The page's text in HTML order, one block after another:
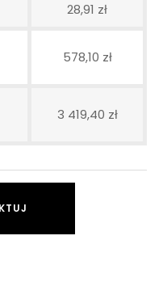
28,91 zł
578,10 zł
3 419,40 zł